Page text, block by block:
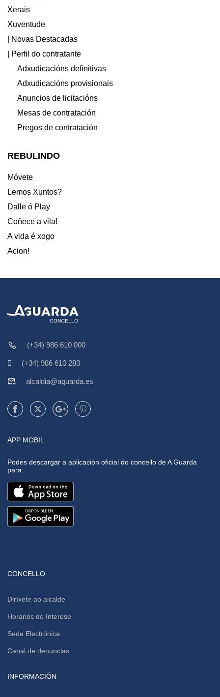
Xerais
Xuventude
| Novas Destacadas
| Perfil do contratante
Adxudicacións definitivas
Adxudicacións provisionais
Anuncios de licitacións
Mesas de contratación
Pregos de contratación
REBULINDO
Móvete
Lemos Xuntos?
Dalle ó Play
Coñece a vila!
A vida é xogo
Acion!
(+34) 986 610 000
(+34) 986 610 283
alcaldia@aguarda.es
APP MOBIL
Podes descargar a aplicación oficial do concello de A Guarda
para:
CONCELLO
Diríxete ao alcalde
Horarios de Interese
Sede Electrónica
Canal de denuncias
INFORMACIÓN